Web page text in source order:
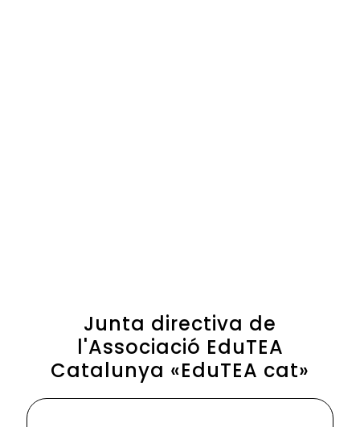
Junta directiva de
l'Associació EduTEA
Catalunya «EduTEA cat»